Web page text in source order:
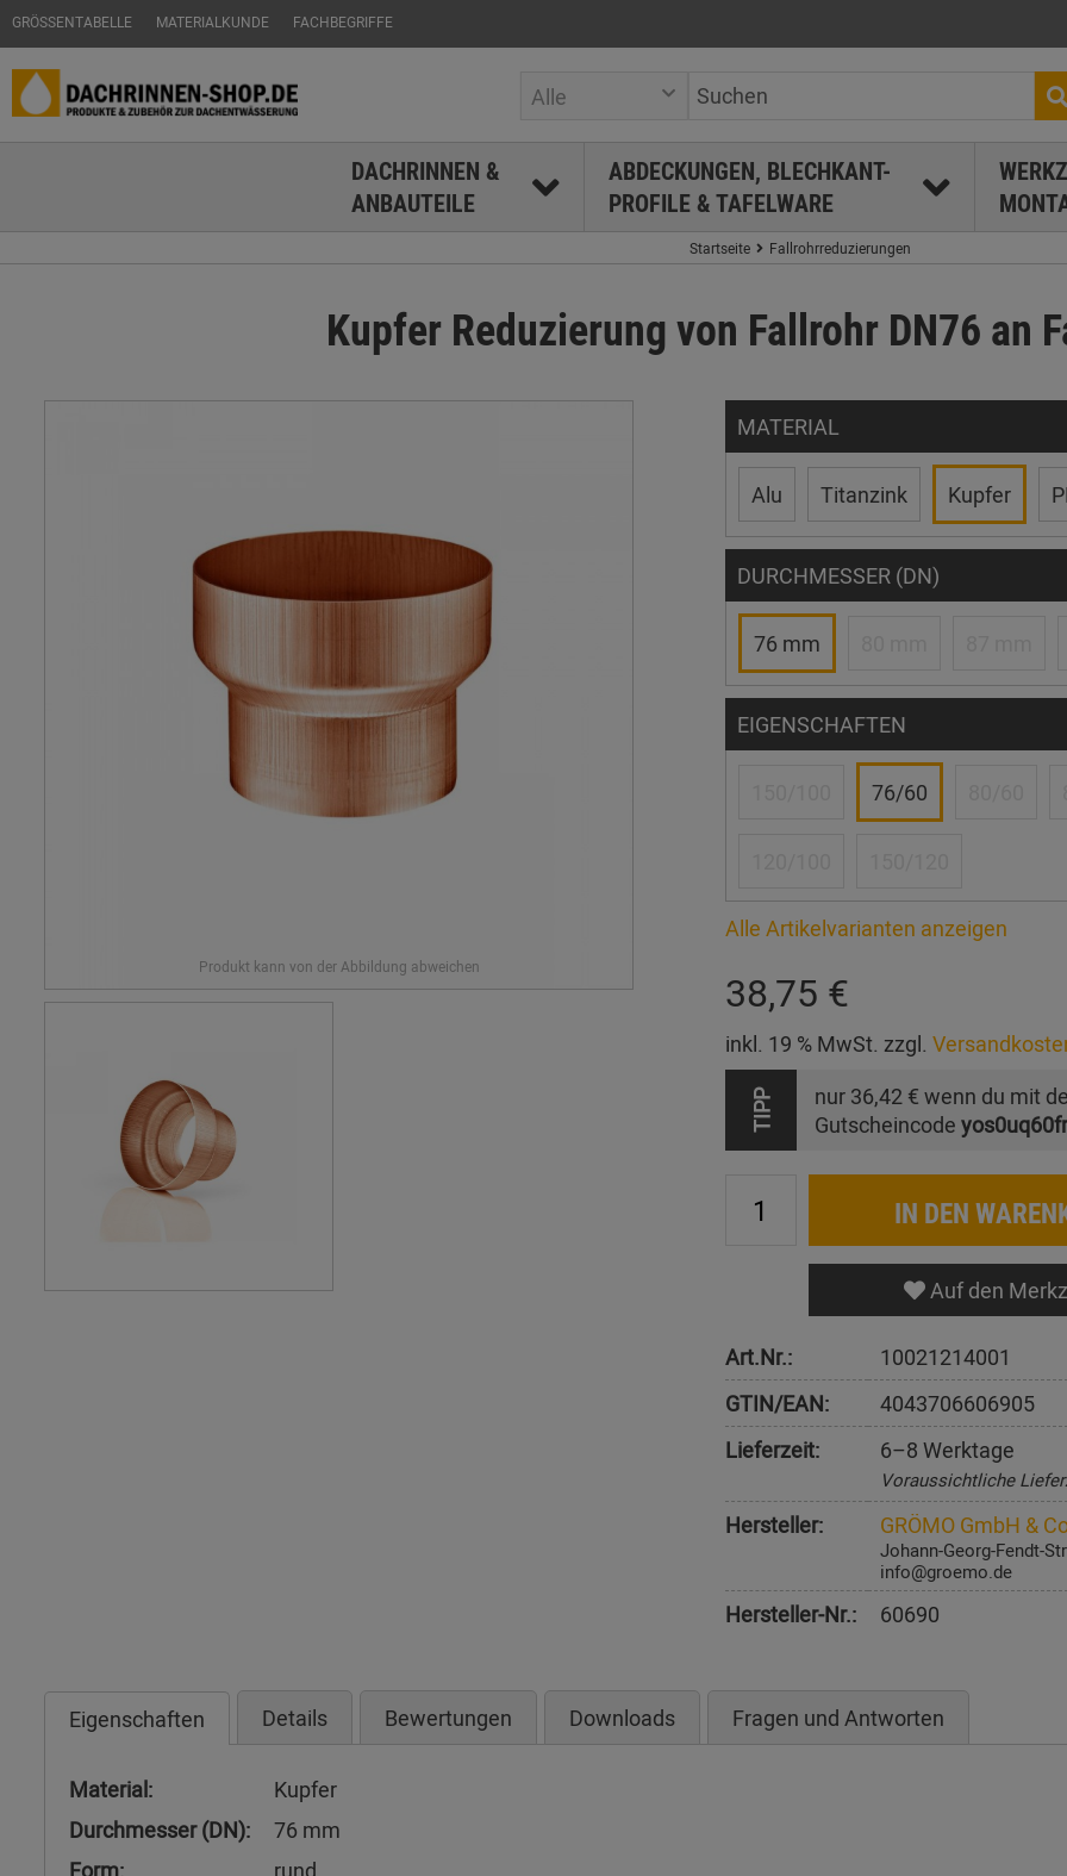
GRÖSSENTABELLE MATERIALKUNDE FACHBEGRIFFE
Alle
DACHRINNEN &
ANBAUTEILE
ABDECKUNGEN, BLECHKANT-
PROFILE & TAFELWARE
Startseite Fallrohrreduzierungen
Kupfer Reduzierung von Fallrohr DN76 an
MATERIAL
Alu Titanzink Kupfer
DURCHMESSER (DN)
76 mm
EIGENSCHAFTEN
76/60
Alle Artikelvarianten anzeigen
38,75 €
inkl. 19 % MwSt. zzgl.
TIPP nur 36,42 € wenn du mit
Gutscheincode yos0uq60fr
IN DEN
Auf den
Art.Nr.:
10021214001
GTIN/EAN:
4043706606905
Lieferzeit:
6–8 Werktage
Voraussichtliche
Hersteller: GRÖMO GmbH &
Johann-Georg-Fendt-
info@groemo.de
Hersteller-Nr.: 60690
Eigenschaften Details Bewertungen Downloads Fragen und Antworten
Material:
Kupfer
Durchmesser (DN):
76 mm
Form:
rund